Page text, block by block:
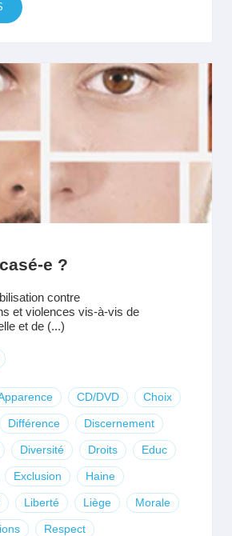
e ?
contre
et violences vis-à-vis de
et de (...)
CD/DVD Choix
Différence Discernement
Diversité Droits Educ
Exclusion Haine
Liberté Liège Morale
Respect